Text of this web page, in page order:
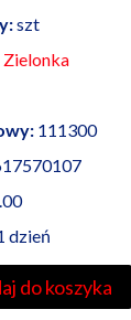
szt
Zielonka
111300
dzień
do koszyka